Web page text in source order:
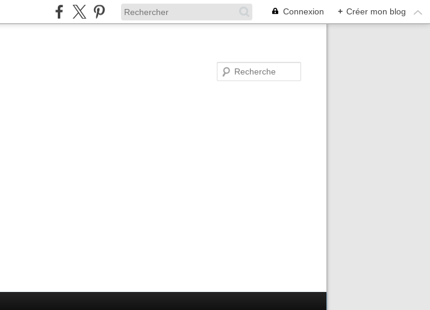
Connexion + Créer mon blog